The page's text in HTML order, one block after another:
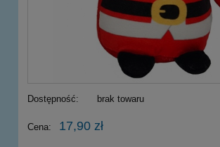
Dostępność: brak towaru
Cena: 17,90 zł